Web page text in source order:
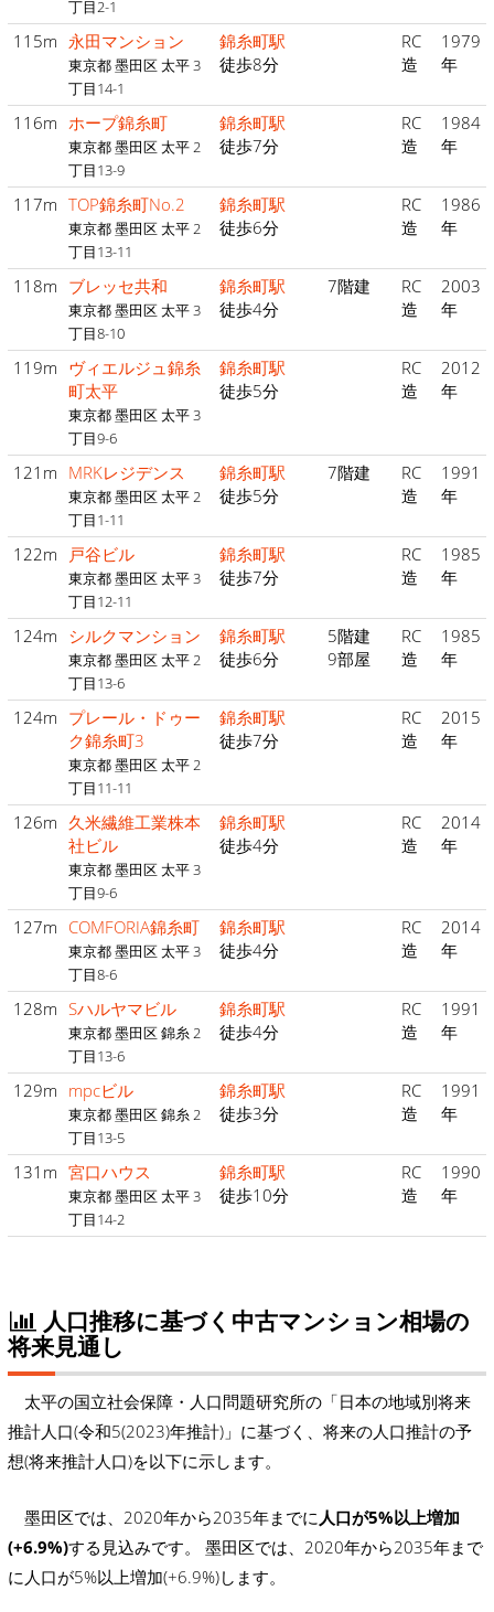
丁目2-1
115m 永田マンション
東京都 墨田区 太平 3
丁目14-1
錦糸町駅
徒歩8分
RC
造
1979
年
116m ホープ錦糸町
東京都 墨田区 太平 2
丁目13-9
錦糸町駅
徒歩7分
RC
造
1984
年
117m TOP錦糸町No.2
東京都 墨田区 太平 2
丁目13-11
錦糸町駅
徒歩6分
RC
造
1986
年
118m ブレッセ共和
東京都 墨田区 太平 3
丁目8-10
錦糸町駅
徒歩4分
7階建
RC
造
2003
年
119m ヴィエルジュ錦糸
町太平
東京都 墨田区 太平 3
丁目9-6
錦糸町駅
徒歩5分
RC
造
2012
年
121m MRKレジデンス
東京都 墨田区 太平 2
丁目1-11
錦糸町駅
徒歩5分
7階建
RC
造
1991
年
122m 戸谷ビル
東京都 墨田区 太平 3
丁目12-11
錦糸町駅
徒歩7分
RC
造
1985
年
124m シルクマンション
東京都 墨田区 太平 2
丁目13-6
錦糸町駅
徒歩6分
5階建
9部屋
RC
造
1985
年
124m プレール・ドゥー
ク錦糸町3
東京都 墨田区 太平 2
丁目11-11
錦糸町駅
徒歩7分
RC
造
2015
年
126m 久米繊維工業株本
社ビル
東京都 墨田区 太平 3
丁目9-6
錦糸町駅
徒歩4分
RC
造
2014
年
127m COMFORIA錦糸町
東京都 墨田区 太平 3
丁目8-6
錦糸町駅
徒歩4分
RC
造
2014
年
128m Sハルヤマビル
東京都 墨田区 錦糸 2
丁目13-6
錦糸町駅
徒歩4分
RC
造
1991
年
129m mpcビル
東京都 墨田区 錦糸 2
丁目13-5
錦糸町駅
徒歩3分
RC
造
1991
年
131m 宮口ハウス
東京都 墨田区 太平 3
丁目14-2
錦糸町駅
徒歩10分
RC
造
1990
年
人口推移に基づく中古マンション相場の
将来見通し
太平の国立社会保障・人口問題研究所の「日本の地域別将来
推計人口(令和5(2023)年推計)」に基づく、将来の人口推計の予
想(将来推計人口)を以下に示します。
墨田区では、2020年から2035年までに 人口が5%以上増加
(+6.9%)する見込みです。 墨田区では、2020年から2035年まで
に人口が5%以上増加(+6.9%)します。